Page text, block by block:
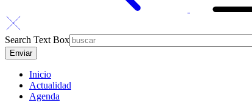
Search Text Box
Inicio
Actualidad
Agenda